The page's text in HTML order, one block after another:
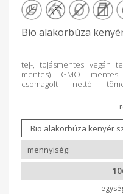
Bio alakorbúza
tej-, tojásmentes vegán
mentes) GMO mentes
csomagolt nettó
alakorbúzaliszt*,
élesztő, só. A*-gal jelölt
gazdálkodásból
Energia 1014 kJ/240,3 kcal
0,7g Szénhidrát 40g Ebből
Só 1,2g